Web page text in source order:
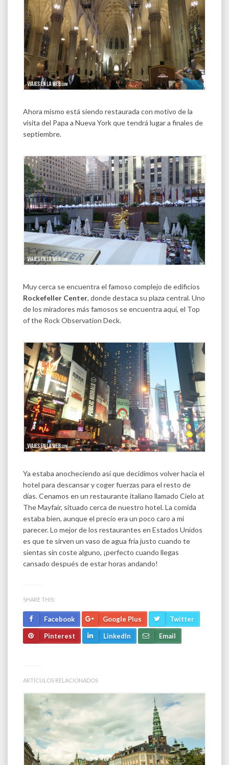
Ahora mismo está siendo restaurada con motivo de la
visita del Papa a Nueva York que tendrá lugar a finales de
septiembre.
Muy cerca se encuentra el famoso complejo de edificios
Rockefeller Center, donde destaca su plaza central. Uno
de los miradores más famosos se encuentra aquí, el Top
of the Rock Observation Deck.
Ya estaba anocheciendo así que decidimos volver hacia el
hotel para descansar y coger fuerzas para el resto de
días. Cenamos en un restaurante italiano llamado Cielo at
The Mayfair, situado cerca de nuestro hotel. La comida
estaba bien, aunque el precio era un poco caro a mi
parecer. Lo mejor de los restaurantes en Estados Unidos
es que te sirven un vaso de agua fría justo cuando te
sientas sin coste alguno, ¡perfecto cuando llegas
cansado después de estar horas andando!
SHARE THIS:
Facebook Google Plus Twitter
Pinterest LinkedIn Email
ARTÍCULOS RELACIONADOS